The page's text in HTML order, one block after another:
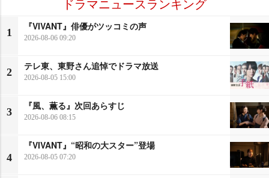
1
『VIVANT』俳優がツッコミの声
2026-08-06 09:20
2
テレ東、東野さん追悼でドラマ放送
2026-08-05 15:00
3
『風、薫る』次回あらすじ
2026-08-06 08:15
4
『VIVANT』“昭和の大スター”登場
2026-08-05 07:20